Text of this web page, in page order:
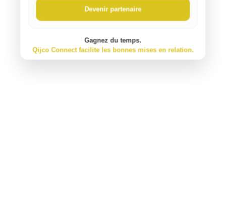
Devenir partenaire
Gagnez du temps.
Qijco Connect facilite les bonnes mises en relation.